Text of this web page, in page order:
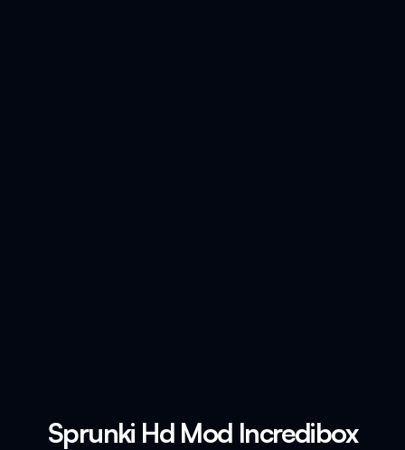
Sprunki Hd Mod Incredibox